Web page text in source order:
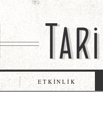
ETKINLIK